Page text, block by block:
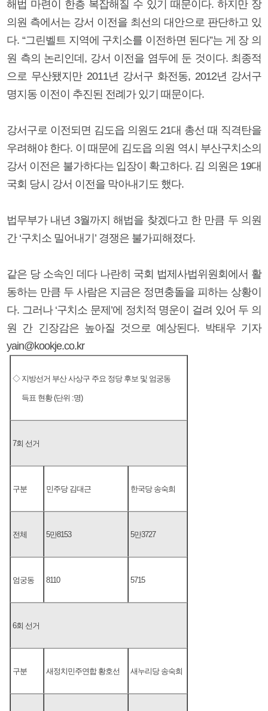
해법 마련이 한층 복잡해질 수 있기 때문이다. 하지만 장
의원 측에서는 강서 이전을 최선의 대안으로 판단하고 있
다. “그린벨트 지역에 구치소를 이전하면 된다”는 게 장 의
원 측의 논리인데, 강서 이전을 염두에 둔 것이다. 최종적
으로 무산됐지만 2011년 강서구 화전동, 2012년 강서구
명지동 이전이 추진된 전례가 있기 때문이다.
강서구로 이전되면 김도읍 의원도 21대 총선 때 직격탄을
우려해야 한다. 이 때문에 김도읍 의원 역시 부산구치소의
강서 이전은 불가하다는 입장이 확고하다. 김 의원은 19대
국회 당시 강서 이전을 막아내기도 했다.
법무부가 내년 3월까지 해법을 찾겠다고 한 만큼 두 의원
간 ‘구치소 밀어내기’ 경쟁은 불가피해졌다.
같은 당 소속인 데다 나란히 국회 법제사법위원회에서 활
동하는 만큼 두 사람은 지금은 정면충돌을 피하는 상황이
다. 그러나 ‘구치소 문제’에 정치적 명운이 걸려 있어 두 의
원 간 긴장감은 높아질 것으로 예상된다. 박태우 기자
yain@kookje.co.kr
◇ 지방선거 부산 사상구 주요 정당 후보 및 엄궁동
득표 현황 (단위 :명)
7회 선거
구분 민주당 김대근 한국당 송숙희
전체 5만8153 5만3727
엄궁동 8110 5715
6회 선거
구분 새정치민주연합 황호선 새누리당 송숙희